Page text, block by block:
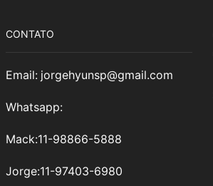
CONTATO
Email: jorgehyunsp@gmail.com
Whatsapp:
Mack:11-98866-5888
Jorge:11-97403-6980